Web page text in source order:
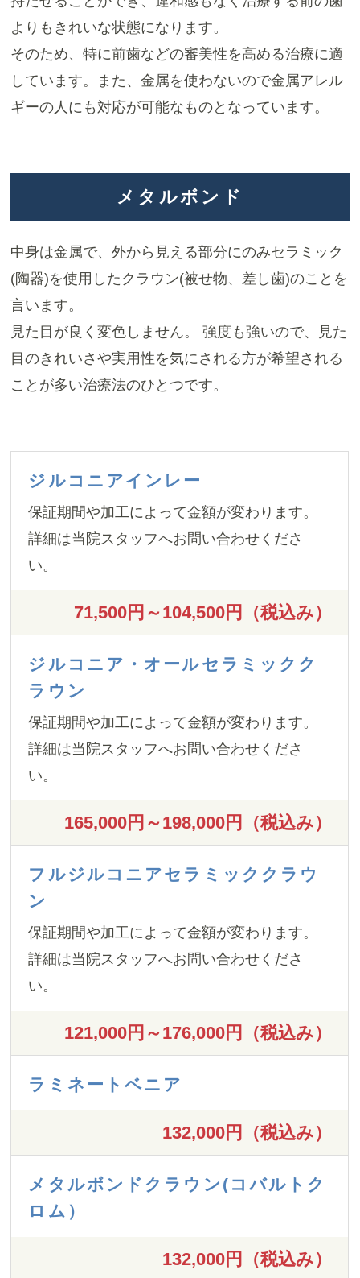
よりもきれいな状態になります。
そのため、特に前歯などの審美性を高める治療に適
しています。また、金属を使わないので金属アレル
ギーの人にも対応が可能なものとなっています。
メタルボンド
中身は金属で、外から見える部分にのみセラミック
(陶器)を使用したクラウン(被せ物、差し歯)のことを
言います。
見た目が良く変色しません。 強度も強いので、見た
目のきれいさや実用性を気にされる方が希望される
ことが多い治療法のひとつです。
ジルコニアインレー
保証期間や加工によって金額が変わります。
詳細は当院スタッフへお問い合わせくださ
い。
71,500円～104,500円（税込み）
ジルコニア・オールセラミックク
ラウン
保証期間や加工によって金額が変わります。
詳細は当院スタッフへお問い合わせくださ
い。
165,000円～198,000円（税込み）
フルジルコニアセラミッククラウ
ン
保証期間や加工によって金額が変わります。
詳細は当院スタッフへお問い合わせくださ
い。
121,000円～176,000円（税込み）
ラミネートベニア
132,000円（税込み）
メタルボンドクラウン(コバルトク
ロム）
132,000円（税込み）